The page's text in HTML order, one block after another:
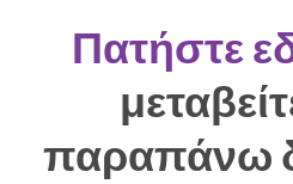
Πατήστε
παραπάνω